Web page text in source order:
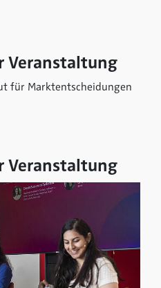
Veranstaltung
für Marktentscheidungen
Veranstaltung